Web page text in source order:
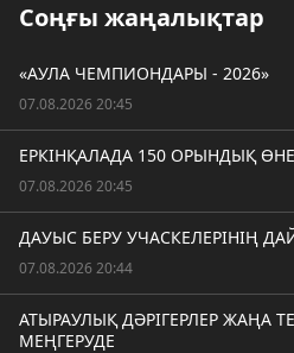
Соңғы жаңалықтар
«АУЛА ЧЕМПИОНДАРЫ - 2026»
07.08.2026 20:45
ЕРКІНҚАЛАДА 150 ОРЫНДЫҚ
07.08.2026 20:45
ДАУЫС БЕРУ УЧАСКЕЛЕРІНІҢ
07.08.2026 20:44
АТЫРАУЛЫҚ ДӘРІГЕРЛЕР ЖАҢА
МЕҢГЕРУДЕ